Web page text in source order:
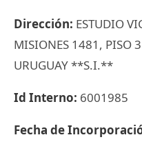
Dirección: ESTUDIO
MISIONES 1481, PISO
URUGUAY **S.I.**
Id Interno: 6001985
Fecha de